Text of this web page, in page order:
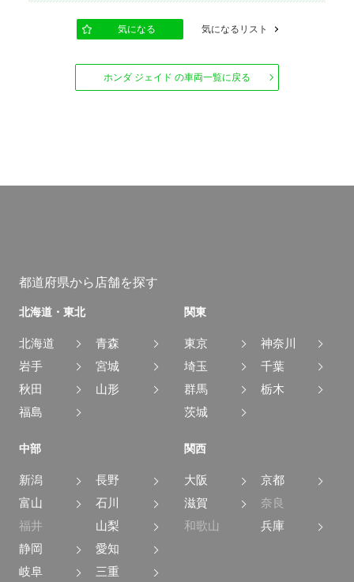
気になる 気になるリスト
ホンダ ジェイド の車両一覧に戻る
都道府県から店舗を探す
北海道・東北
北海道
青森
岩手
宮城
秋田
山形
福島
関東
東京
神奈川
埼玉
千葉
群馬
栃木
茨城
中部
新潟
長野
富山
石川
福井
山梨
静岡
愛知
岐阜
三重
関西
大阪
京都
滋賀
奈良
和歌山
兵庫